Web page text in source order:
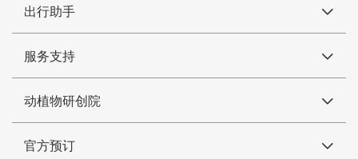
出行助手
服务支持
动植物研创院
官方预订